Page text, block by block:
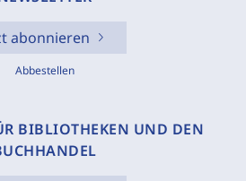
abonnieren
Abbestellen
BIBLIOTHEKEN UND DEN